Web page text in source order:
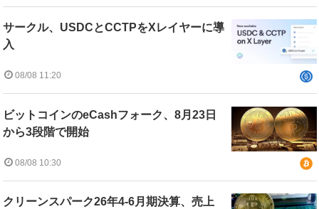
サークル、USDCとCCTPをXレイヤーに導
入
08/08 11:20
ビットコインのeCashフォーク、8月23日
から3段階で開始
08/08 10:30
クリーンスパーク26年4-6月期決算、売上